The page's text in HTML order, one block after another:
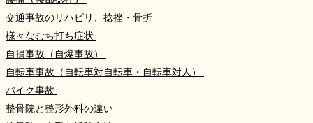
交通事故のリハビリ、捻挫・骨折
様々なむち打ち症状
自損事故（自爆事故）
自転車事故（自転車対自転車・自転車対人）
バイク事故
整骨院と整形外科の違い